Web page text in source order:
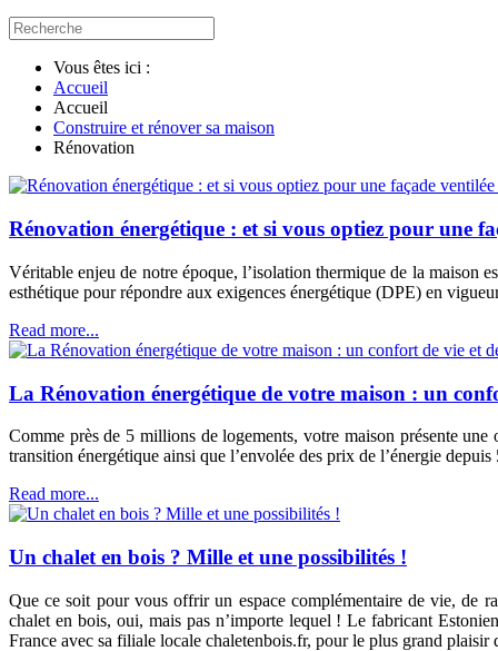
Vous êtes ici :
Accueil
Accueil
Construire et rénover sa maison
Rénovation
Rénovation énergétique : et si vous optiez pour une
Véritable enjeu de notre époque, l’isolation thermique de la maison
esthétique pour répondre aux exigences énergétique (DPE) en
Read more...
La Rénovation énergétique de votre maison : un
Comme près de 5 millions de logements, votre maison présente
transition énergétique ainsi que l’envolée des prix de l’énergie
Read more...
Un chalet en bois ? Mille et une possibilités !
Que ce soit pour vous offrir un espace complémentaire de vie, de
chalet en bois, oui, mais pas n’importe lequel ! Le fabricant
France avec sa filiale locale chaletenbois.fr, pour le plus grand